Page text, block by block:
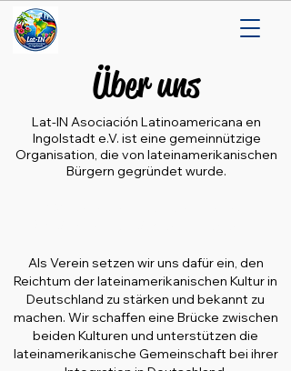
Über uns
Lat-IN Asociación Latinoamericana en
Ingolstadt e.V. ist eine gemeinnützige
Organisation, die von lateinamerikanischen
Bürgern gegründet wurde.
Als Verein setzen wir uns dafür ein, den
Reichtum der lateinamerikanischen Kultur in
Deutschland zu stärken und bekannt zu
machen. Wir schaffen eine Brücke zwischen
beiden Kulturen und unterstützen die
lateinamerikanische Gemeinschaft bei ihrer